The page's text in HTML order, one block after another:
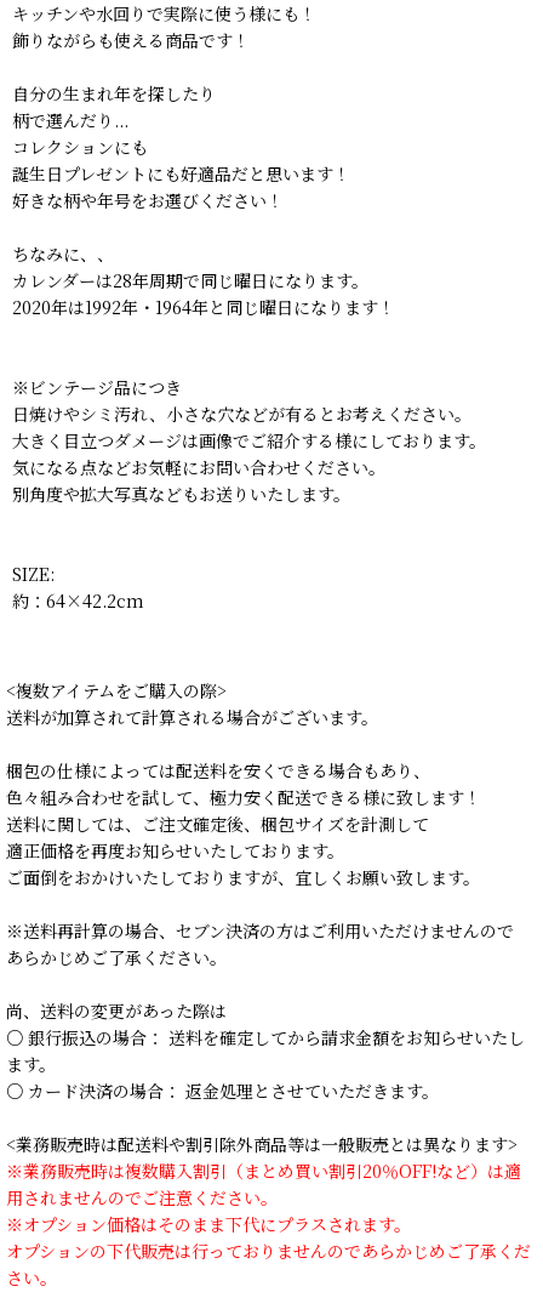
キッチンや水回りで実際に使う様にも！
飾りながらも使える商品です！
自分の生まれ年を探したり
柄で選んだり...
コレクションにも
誕生日プレゼントにも好適品だと思います！
好きな柄や年号をお選びください！
ちなみに、、
カレンダーは28年周期で同じ曜日になります。
2020年は1992年・1964年と同じ曜日になります！
※ビンテージ品につき
日焼けやシミ汚れ、小さな穴などが有るとお考えください。
大きく目立つダメージは画像でご紹介する様にしております。
気になる点などお気軽にお問い合わせください。
別角度や拡大写真などもお送りいたします。
SIZE:
約：64×42.2cm
<複数アイテムをご購入の際>
送料が加算されて計算される場合がございます。
梱包の仕様によっては配送料を安くできる場合もあり、
色々組み合わせを試して、極力安く配送できる様に致します！
送料に関しては、ご注文確定後、梱包サイズを計測して
適正価格を再度お知らせいたしております。
ご面倒をおかけいたしておりますが、宜しくお願い致します。
※送料再計算の場合、セブン決済の方はご利用いただけませんので
あらかじめご了承ください。
尚、送料の変更があった際は
○ 銀行振込の場合： 送料を確定してから請求金額をお知らせいたし
ます。
○ カード決済の場合： 返金処理とさせていただきます。
<業務販売時は配送料や割引除外商品等は一般販売とは異なります>
※業務販売時は複数購入割引（まとめ買い割引20％OFF!など）は適
用されませんのでご注意ください。
※オプション価格はそのまま下代にプラスされます。
オプションの下代販売は行っておりませんのであらかじめご了承くだ
さい。